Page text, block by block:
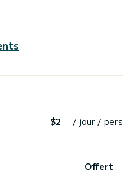
$2 / jour / pers
Offert